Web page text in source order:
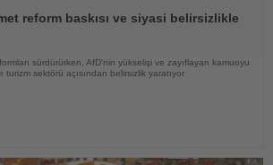
reform baskısı ve siyasi belirsizlikle
sürdürürken, AfD'nin yükselişi ve zayıflayan kamuoyu
sektörü açısından belirsizlik yaratıyor